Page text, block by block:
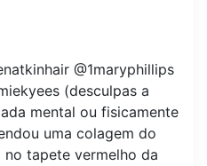
@1maryphillips
(desculpas a
mental ou fisicamente
uma colagem do
tapete vermelho da